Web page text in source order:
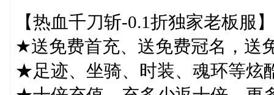
【热血千刀斩-0.1折独家老板服】
★送免费首充、送免费冠名，送
★足迹、坐骑、时装、魂环等炫